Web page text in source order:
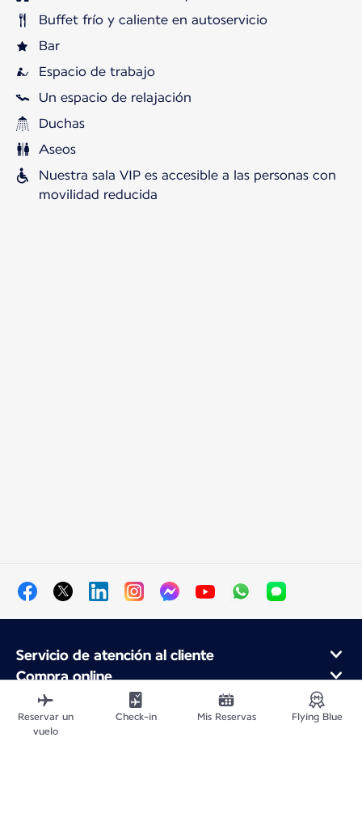
Buffet frío y caliente en autoservicio
Bar
Espacio de trabajo
Un espacio de relajación
Duchas
Aseos
Nuestra sala VIP es accesible a las personas con
movilidad reducida
Servicio de atención al cliente
Compra online
Programa de fidelidad y socios
Acerca de Air France
Aplicación móvil Air France
Reservar un
vuelo
Check-in Mis Reservas Flying Blue